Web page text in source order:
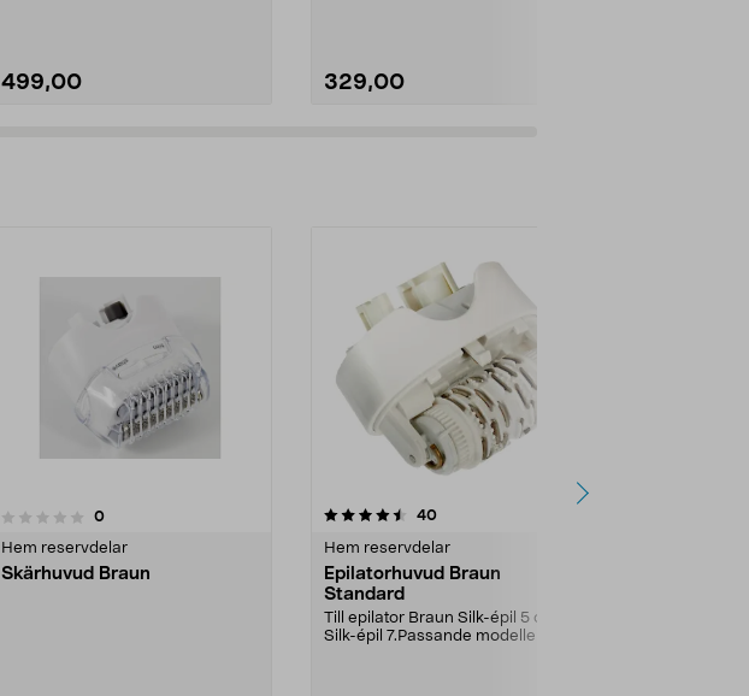
499,00 329,00
0recensioner
Hem reservdelar
Skärhuvud Braun
4.5av 5 stjärnor 40recensioner
Hem reservdelar
Epilatorhuvud Braun
Standard
Till epilator Braun Silk-épil 5 och
Silk-épil 7.Passande modeller bl.a: